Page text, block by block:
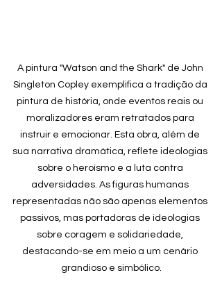
A pintura "Watson and the Shark" de John
Singleton Copley exemplifica a tradição da
pintura de história, onde eventos reais ou
moralizadores eram retratados para
instruir e emocionar. Esta obra, além de
sua narrativa dramática, reflete ideologias
sobre o heroísmo e a luta contra
adversidades. As figuras humanas
representadas não são apenas elementos
passivos, mas portadoras de ideologias
sobre coragem e solidariedade,
destacando-se em meio a um cenário
grandioso e simbólico.